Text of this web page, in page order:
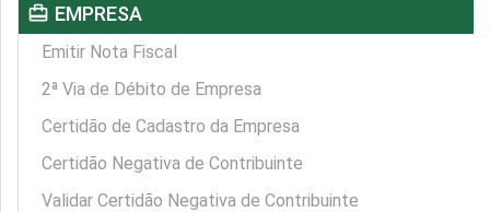
card_travel EMPRESA
Emitir Nota Fiscal
2ª Via de Débito de Empresa
Certidão de Cadastro da Empresa
Certidão Negativa de Contribuinte
Validar Certidão Negativa de Contribuinte